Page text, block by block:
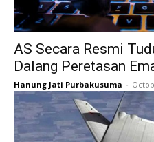
AS Secara Resmi
Dalang Peretasan
Hanung Jati Purbakusuma -